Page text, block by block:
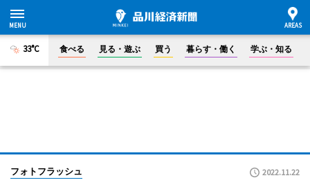
33°C 食べる 見る・遊ぶ 買う 暮らす・働く 学ぶ・知る
フォトフラッシュ 2022.11.22